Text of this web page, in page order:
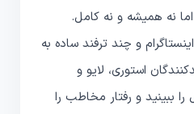
نه همیشه و نه کامل.
و چند ترفند ساده به
استوری، لایو و
را ببینید و رفتار مخاطب را